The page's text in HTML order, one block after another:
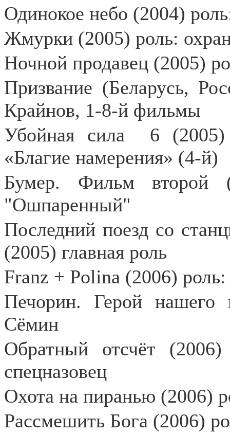
Одинокое небо (2004)
Жмурки (2005) роль:
Ночной продавец (2005)
Призвание (Беларусь,
Крайнов, 1-8-й фильмы
Убойная сила
6 (2005)
«Благие намерения» (4-й)
Бумер. Фильм второй
"Ошпаренный"
Последний поезд со
(2005) главная роль
Franz + Polina (2006)
Печорин. Герой нашего
Сёмин
Обратный отсчёт
спецназовец
Охота на пиранью (2006)
Рассмешить Бога (2006)